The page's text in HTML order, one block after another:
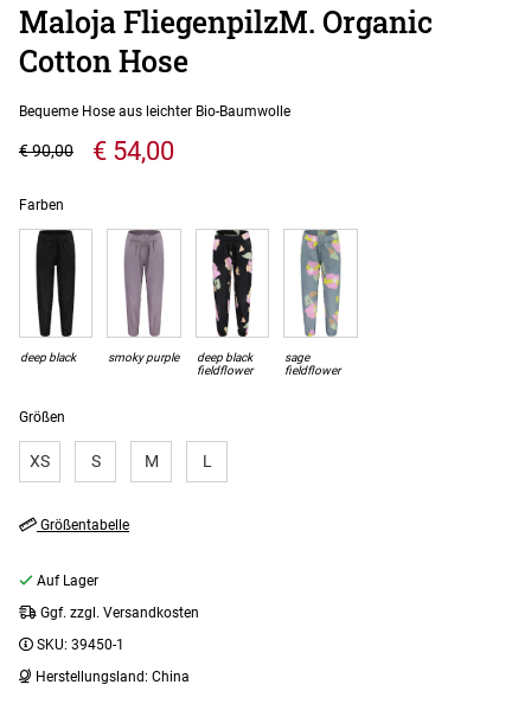
Maloja FliegenpilzM. Organic
Cotton Hose
Bequeme Hose aus leichter Bio-Baumwolle
€ 54,00
€ 90,00
Größen
XS S M L
Farben
deep black smoky purple
deep black
fieldflower
sage
fieldflower
Größentabelle
Auf Lager
Ggf. zzgl. Versandkosten
SKU: 39450-1
Herstellungsland: China